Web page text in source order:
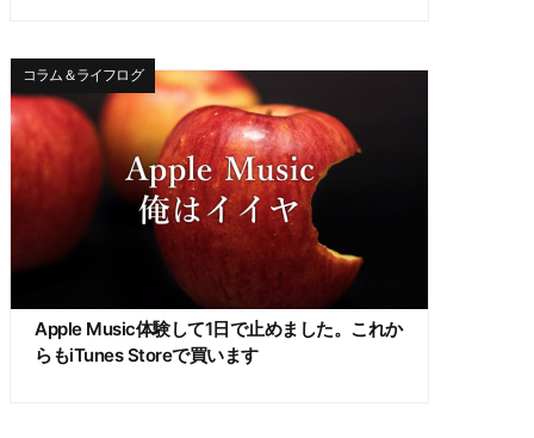
Apple Music体験して1日で止めました。これか
らもiTunes Storeで買います
コラム＆ライフログ